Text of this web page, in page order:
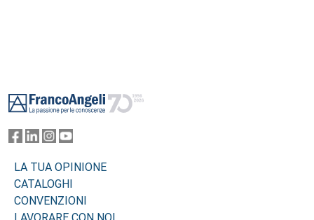
LA TUA OPINIONE
CATALOGHI
CONVENZIONI